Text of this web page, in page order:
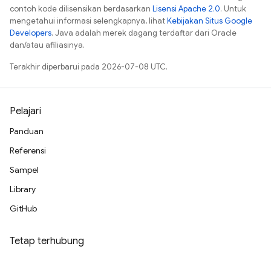
contoh kode dilisensikan berdasarkan Lisensi Apache 2.0. Untuk
mengetahui informasi selengkapnya, lihatKebijakan Situs Google
Developers. Java adalah merek dagang terdaftar dari Oracle
dan/atau afiliasinya.
Terakhir diperbarui pada 2026-07-08 UTC.
Pelajari
Panduan
Referensi
Sampel
Library
GitHub
Tetap terhubung